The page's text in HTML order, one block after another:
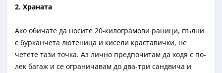
2. Храната
Ако обичате да носите 20-килограмови раници, пълни
с бурканчета лютеница и кисели краставички, не
четете тази точка. Аз лично предпочитам да ходя с по-
лек багаж и се ограничавам до два-три сандвича и